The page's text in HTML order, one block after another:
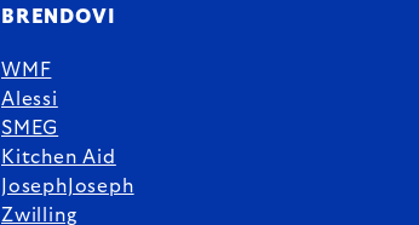
BRENDOVI
WMF
Alessi
SMEG
Kitchen Aid
JosephJoseph
Zwilling